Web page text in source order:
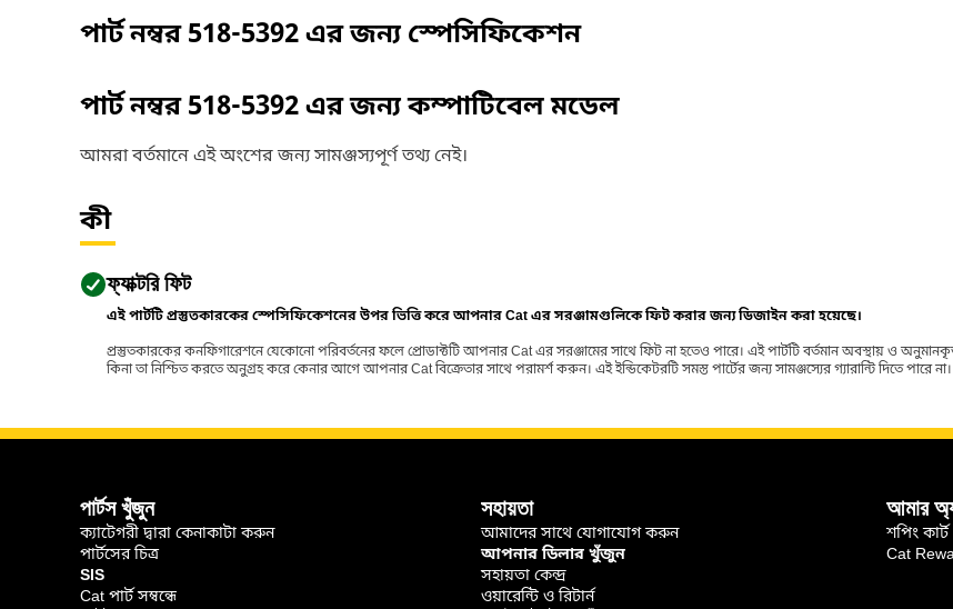
পার্ট নম্বর518-5392এর জন্য স্পেসিফিকেশন
পার্ট নম্বর518-5392এর জন্য কম্পাটিবেল মডেল
আমরা বর্তমানে এই অংশের জন্য সামঞ্জস্যপূর্ণ তথ্য নেই।
কী
ফ্যাক্টরি ফিট
এই পার্টটি প্রস্তুতকারকের স্পেসিফিকেশনের উপর ভিত্তি করে আপনার Cat এর সরঞ্জামগুলিকে ফিট করার জন্য ডিজাইন করা হয়েছে।
প্রস্তুতকারকের কনফিগারেশনে যেকোনো পরিবর্তনের ফলে প্রোডাক্টটি আপনার Cat এর সরঞ্জামের সাথে ফিট না হতেও পারে। এই পার্টটি বর্তমান অবস্থায় ও
কিনা তা নিশ্চিত করতে অনুগ্রহ করে কেনার আগে আপনার Cat বিক্রেতার সাথে পরামর্শ করুন। এই ইন্ডিকেটরটি সমস্ত পার্টের জন্য সামঞ্জস্যের গ্যারান্টি দিতে পারে না।
পার্টস খুঁজুন
ক্যাটেগরী দ্বারা কেনাকাটা করুন
পার্টসের চিত্র
SIS
Cat পার্ট সম্বন্ধে
সহায়তা
আমাদের সাথে যোগাযোগ করুন
আপনার ডিলার খুঁজুন
সহায়তা কেন্দ্র
ওয়ারেন্টি ও রিটার্ন
আমার
শপিং কার্ট
Cat